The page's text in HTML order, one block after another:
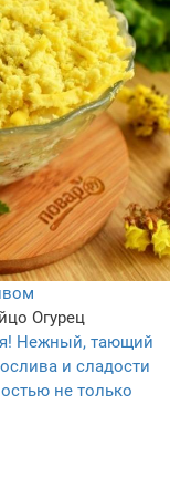
Огурец
Нежный, тающий
и сладости
не только